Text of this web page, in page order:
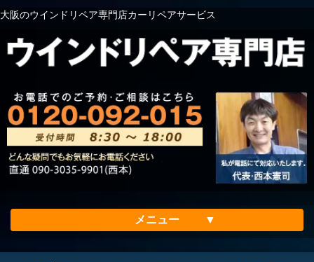
大阪のウインドリペア専門店カーリペアサービス
メニュー